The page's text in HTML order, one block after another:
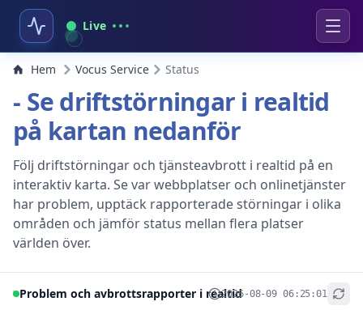
Live
Hem Vocus Service Status
- Se driftstörningar i realtid
på kartan nedanför
Följ driftstörningar och tjänsteavbrott i realtid på en
interaktiv karta. Se var webbplatser och onlinetjänster
har problem, upptäck rapporterade störningar i olika
områden och jämför status mellan flera platser
världen över.
Problem och avbrottsrapporter i realtid2026-08-09 06:25:01
+